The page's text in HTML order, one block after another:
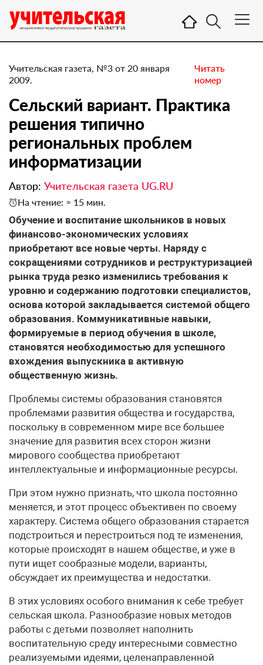
Учительская газета, №3 от 20 января
2009.
Читать
номер
Сельский вариант. Практика
решения типично
региональных проблем
информатизации
Автор: Учительская газета UG.RU
На чтение: ≈ 15 мин.
Обучение и воспитание школьников в новых
финансово-экономических условиях
приобретают все новые черты. Наряду с
сокращениями сотрудников и реструктуризацией
рынка труда резко изменились требования к
уровню и содержанию подготовки специалистов,
основа которой закладывается системой общего
образования. Коммуникативные навыки,
формируемые в период обучения в школе,
становятся необходимостью для успешного
вхождения выпускника в активную
общественную жизнь.
Проблемы системы образования становятся
проблемами развития общества и государства,
поскольку в современном мире все большее
значение для развития всех сторон жизни
мирового сообщества приобретают
интеллектуальные и информационные ресурсы.
При этом нужно признать, что школа постоянно
меняется, и этот процесс объективен по своему
характеру. Система общего образования старается
подстроиться и перестроиться под те изменения,
которые происходят в нашем обществе, и уже в
пути ищет сообразные модели, варианты,
обсуждает их преимущества и недостатки.
В этих условиях особого внимания к себе требует
сельская школа. Разнообразие новых методов
работы с детьми позволяет наполнить
воспитательную среду интересными совместно
реализуемыми идеями, целенаправленной